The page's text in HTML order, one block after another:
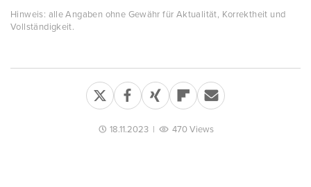
Hinweis: alle Angaben ohne Gewähr für Aktualität, Korrektheit und
Vollständigkeit.
18.11.2023| 470 Views